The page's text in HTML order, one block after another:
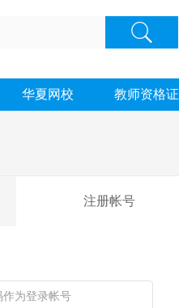
华夏网校 教师资格证
注册帐号